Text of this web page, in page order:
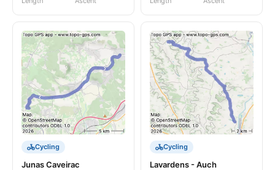
Cycling
Junas Caveirac
Cycling
Lavardens - Auch